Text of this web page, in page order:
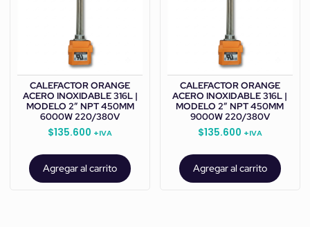
CALEFACTOR ORANGE
ACERO INOXIDABLE 316L |
MODELO 2” NPT 450MM
6000W 220/380V
$135.600 +IVA
Agregar al carrito
CALEFACTOR ORANGE
ACERO INOXIDABLE 316L |
MODELO 2” NPT 450MM
9000W 220/380V
$135.600 +IVA
Agregar al carrito